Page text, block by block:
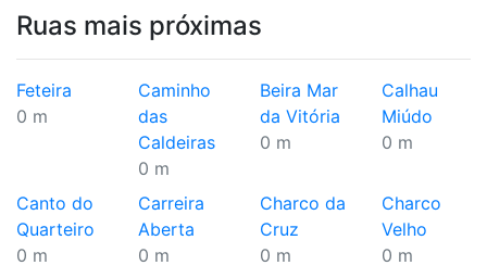
Ruas mais próximas
Feteira
0 m
Caminho
das
Caldeiras
0 m
Beira Mar
da Vitória
0 m
Calhau
Miúdo
0 m
Canto do
Quarteiro
0 m
Carreira
Aberta
0 m
Charco da
Cruz
0 m
Charco
Velho
0 m